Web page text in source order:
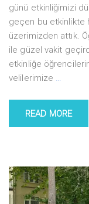
günü etkinliğimizi
geçen bu etkinlikte
üzerimizden attık.
ile güzel vakit
etkinliğe
velilerimize …
READ MORE